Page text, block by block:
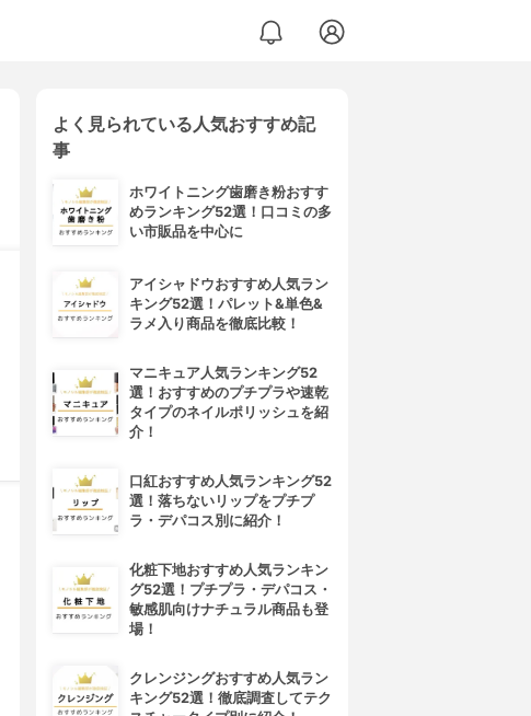
よく見られている人気おすすめ記
事
ホワイトニング歯磨き粉おすす
めランキング52選！口コミの多
い市販品を中心に
アイシャドウおすすめ人気ラン
キング52選！パレット&単色&
ラメ入り商品を徹底比較！
マニキュア人気ランキング52
選！おすすめのプチプラや速乾
タイプのネイルポリッシュを紹
介！
口紅おすすめ人気ランキング52
選！落ちないリップをプチプ
ラ・デパコス別に紹介！
化粧下地おすすめ人気ランキン
グ52選！プチプラ・デパコス・
敏感肌向けナチュラル商品も登
場！
クレンジングおすすめ人気ラン
キング52選！徹底調査してテク